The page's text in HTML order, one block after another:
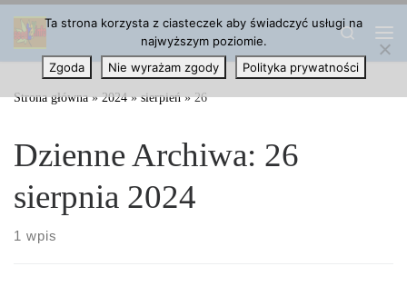
Przejdź do treści
Search
Strona główna » 2024 » sierpień » 26
Dzienne Archiwa: 26
sierpnia 2024
1 wpis
Ta strona korzysta z ciasteczek aby świadczyć usługi na
najwyższym poziomie.
Zgoda
Nie wyrażam zgody Polityka prywatności